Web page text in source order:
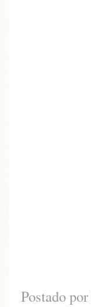
Postado por